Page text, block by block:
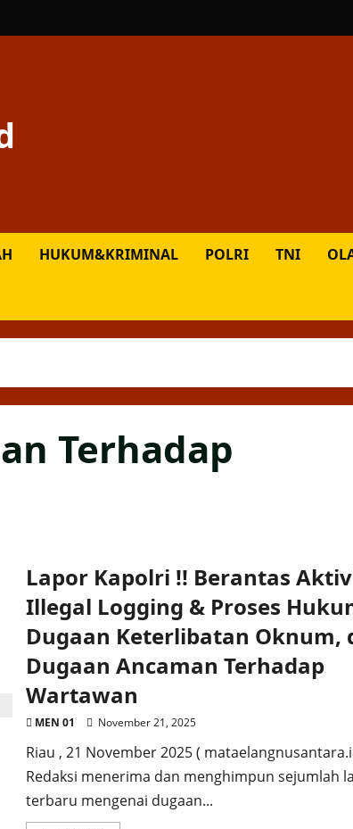
HUKUM&KRIMINAL POLRI TNI
Terhadap
Lapor Kapolri !! Berantas
Illegal Logging & Proses
Dugaan Keterlibatan Oknum,
Dugaan Ancaman Terhadap
Wartawan
MEN 01 November 21, 2025
Riau , 21 November 2025 (
Redaksi menerima dan menghimpun sejumlah
terbaru mengenai dugaan...